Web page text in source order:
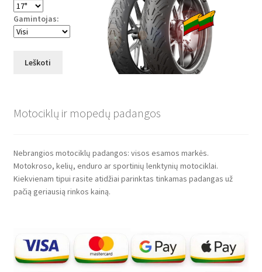
Gamintojas:
Leškoti
Motociklų ir mopedų padangos
Nebrangios motociklų padangos: visos esamos markės.
Motokroso, kelių, enduro ar sportinių lenktynių motociklai.
Kiekvienam tipui rasite atidžiai parinktas tinkamas padangas už
pačią geriausią rinkos kainą.